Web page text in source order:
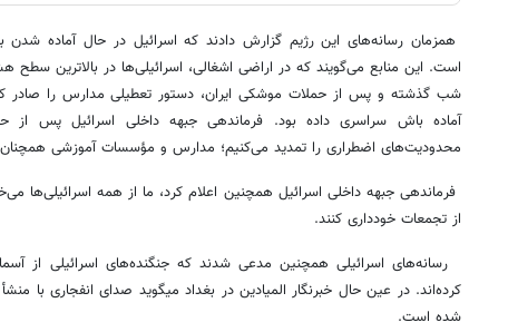
همزمان رسانه‌های این رژیم گزارش دادند که اسرائیل در حال آماده
است. این منابع می‌گویند که در اراضی اشغالی، اسرائیلی‌ها در بالاترین سطح
شب گذشته و پس از حملات موشکی ایران، دستور تعطیلی مدارس را صادر
آماده باش سراسری داده بود. فرماندهی جبهه داخلی اسرائیل پس از
محدودیت‌های اضطراری را تمدید می‌کنیم؛ مدارس و مؤسسات آموزشی همچنان
فرماندهی جبهه داخلی اسرائیل همچنین اعلام کرد، ما از همه اسرائیلی‌ها
از تجمعات خودداری کنند.
رسانه‌های اسرائیلی همچنین مدعی شدند که جنگنده‌های اسرائیلی از
کرده‌اند. در عین حال خبرنگار المیادین در بغداد میگوید صدای انفجاری با
شده است.